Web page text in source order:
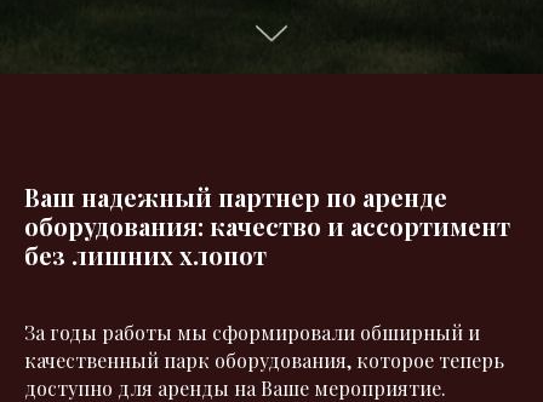
Ваш надежный партнер по аренде
оборудования: качество и ассортимент
без лишних хлопот
За годы работы мы сформировали обширный и
качественный парк оборудования, которое теперь
доступно для аренды на Ваше мероприятие.